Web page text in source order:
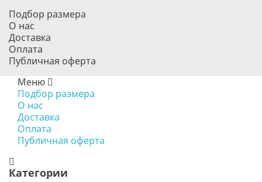
Подбор размера
О нас
Доставка
Оплата
Публичная оферта
Меню
Подбор размера
О нас
Доставка
Оплата
Публичная оферта
Категории